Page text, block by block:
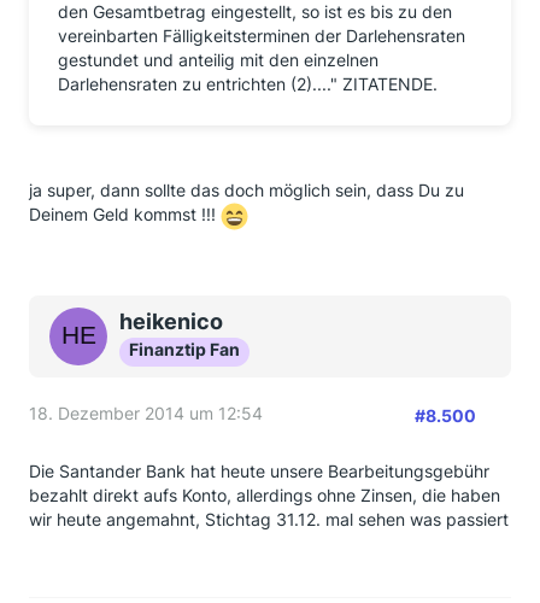
den Gesamtbetrag eingestellt, so ist es bis zu den
vereinbarten Fälligkeitsterminen der Darlehensraten
gestundet und anteilig mit den einzelnen
Darlehensraten zu entrichten (2)...." ZITATENDE.
ja super, dann sollte das doch möglich sein, dass Du zu
Deinem Geld kommst !!!
heikenico
Finanztip Fan
18. Dezember 2014 um 12:54 #8.500
Die Santander Bank hat heute unsere Bearbeitungsgebühr
bezahlt direkt aufs Konto, allerdings ohne Zinsen, die haben
wir heute angemahnt, Stichtag 31.12. mal sehen was passiert